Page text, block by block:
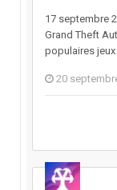
17 septembre
Grand Theft
populaires
20